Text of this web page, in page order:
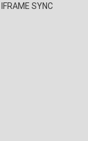
IFRAME SYNC